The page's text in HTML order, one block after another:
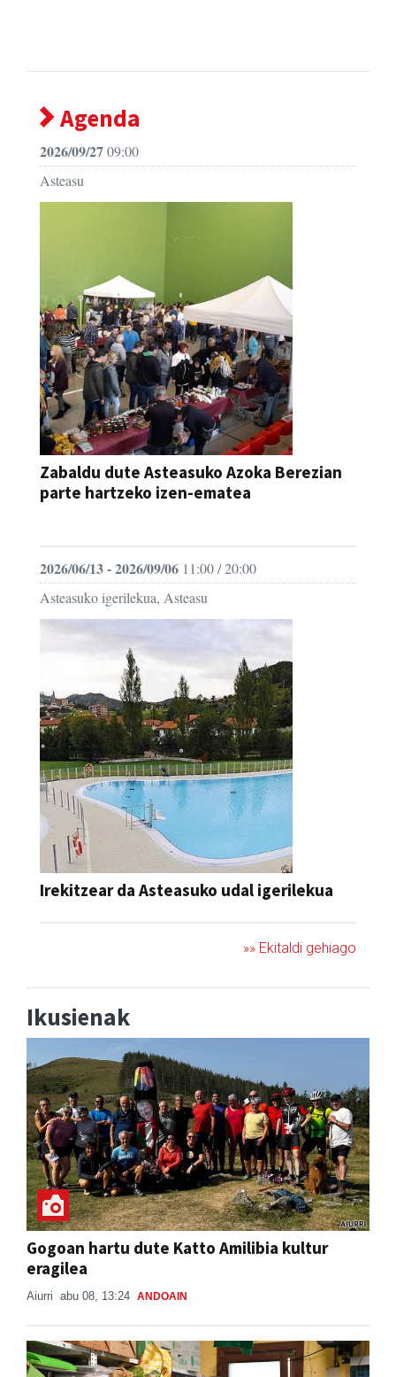
Agenda
2026/09/2709:00
Asteasu
Zabaldu dute Asteasuko Azoka Berezian
parte hartzeko izen-ematea
2026/06/13 - 2026/09/06 11:00 / 20:00
Asteasuko igerilekua, Asteasu
Irekitzear da Asteasuko udal igerilekua
»» Ekitaldi gehiago
Ikusienak
Gogoan hartu dute Katto Amilibia kultur
eragilea
Aiurri abu 08, 13:24 ANDOAIN